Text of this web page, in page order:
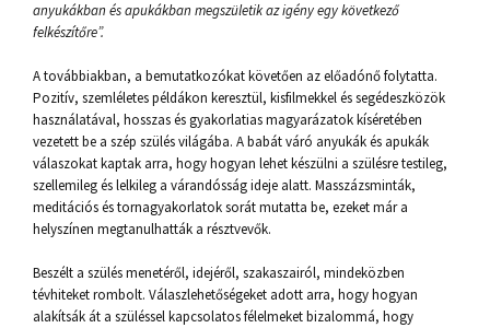
anyukákban és apukákban megszületik az igény egy következő
felkészítőre”.
A továbbiakban, a bemutatkozókat követően az előadónő folytatta.
Pozitív, szemléletes példákon keresztül, kisfilmekkel és segédeszközök
használatával, hosszas és gyakorlatias magyarázatok kíséretében
vezetett be a szép szülés világába. A babát váró anyukák és apukák
válaszokat kaptak arra, hogy hogyan lehet készülni a szülésre testileg,
szellemileg és lelkileg a várandósság ideje alatt. Masszázsminták,
meditációs és tornagyakorlatok sorát mutatta be, ezeket már a
helyszínen megtanulhatták a résztvevők.
Beszélt a szülés menetéről, idejéről, szakaszairól, mindeközben
tévhiteket rombolt. Válaszlehetőségeket adott arra, hogy hogyan
alakítsák át a szüléssel kapcsolatos félelmeket bizalommá, hogy